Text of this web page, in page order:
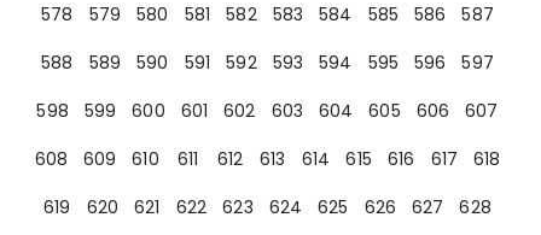
578
579 580 581 582 583 584 585 586
587
588
589 590 591 592 593 594 595 596
597
598
599 600 601 602 603 604 605 606
607
608
609 610 611 612 613 614 615 616 617
618
619
620 621 622 623 624 625 626 627
628